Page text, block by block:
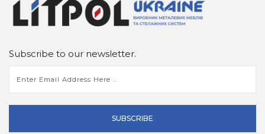
Subscribe to our newsletter.
SUBSCRIBE